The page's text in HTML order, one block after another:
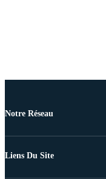
Notre Réseau
Liens Du Site